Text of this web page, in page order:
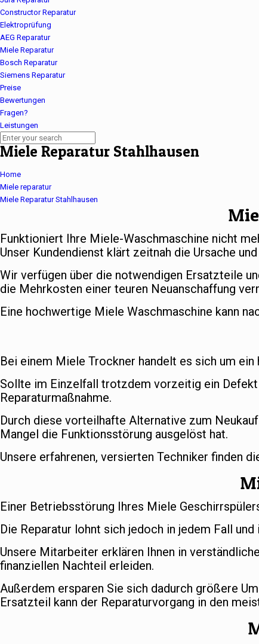
Constructor Reparatur
Elektroprüfung
AEG Reparatur
Miele Reparatur
Bosch Reparatur
Siemens Reparatur
Preise
Bewertungen
Fragen?
Leistungen
Miele Reparatur Stahlhausen
Home
Miele reparatur
Miele Reparatur Stahlhausen
Funktioniert Ihre Miele-Waschmaschine nicht
Unser Kundendienst klärt zeitnah die Ursache
Wir verfügen über die notwendigen Ersatzteile
die Mehrkosten einer teuren Neuanschaffung
Eine hochwertige Miele Waschmaschine kann
Bei einem Miele Trockner handelt es sich um
Sollte im Einzelfall trotzdem vorzeitig ein
Reparaturmaßnahme.
Durch diese vorteilhafte Alternative zum
Mangel die Funktionsstörung ausgelöst hat.
Unsere erfahrenen, versierten Techniker finden
Einer Betriebsstörung Ihres Miele
Die Reparatur lohnt sich jedoch in jedem Fall
Unsere Mitarbeiter erklären Ihnen in
finanziellen Nachteil erleiden.
Außerdem ersparen Sie sich dadurch größere
Ersatzteil kann der Reparaturvorgang in den